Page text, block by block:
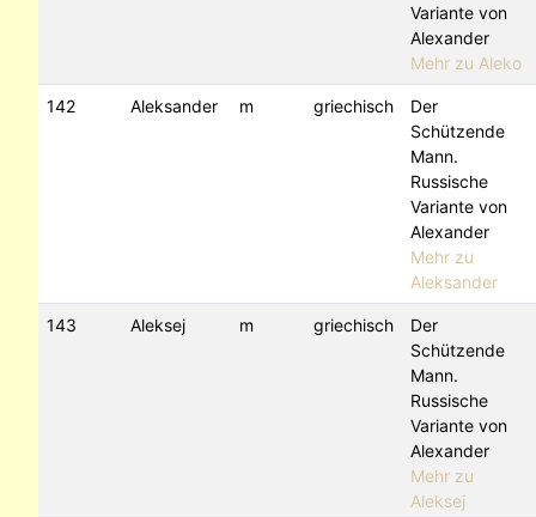
Variante von
Alexander
Mehr zu Aleko
142 Aleksander m griechisch
Der
Schützende
Mann.
Russische
Variante von
Alexander
Mehr zu
Aleksander
143 Aleksej m griechisch
Der
Schützende
Mann.
Russische
Variante von
Alexander
Mehr zu
Aleksej